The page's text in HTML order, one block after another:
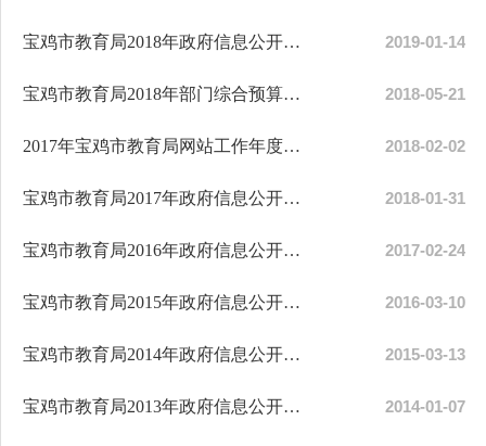
宝鸡市教育局2018年政府信息公开工作年度报告 2019-01-14
宝鸡市教育局2018年部门综合预算说明 2018-05-21
2017年宝鸡市教育局网站工作年度报表 2018-02-02
宝鸡市教育局2017年政府信息公开工作年度报告 2018-01-31
宝鸡市教育局2016年政府信息公开工作年度报告 2017-02-24
宝鸡市教育局2015年政府信息公开工作年度报告 2016-03-10
宝鸡市教育局2014年政府信息公开工作年度报告 2015-03-13
宝鸡市教育局2013年政府信息公开工作年度报告 2014-01-07